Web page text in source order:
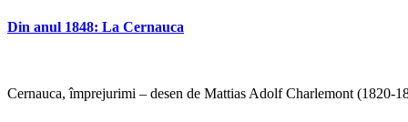
Din anul 1848: La Cernauca
Cernauca, împrejurimi – desen de Mattias Adolf Charlemont (1820-